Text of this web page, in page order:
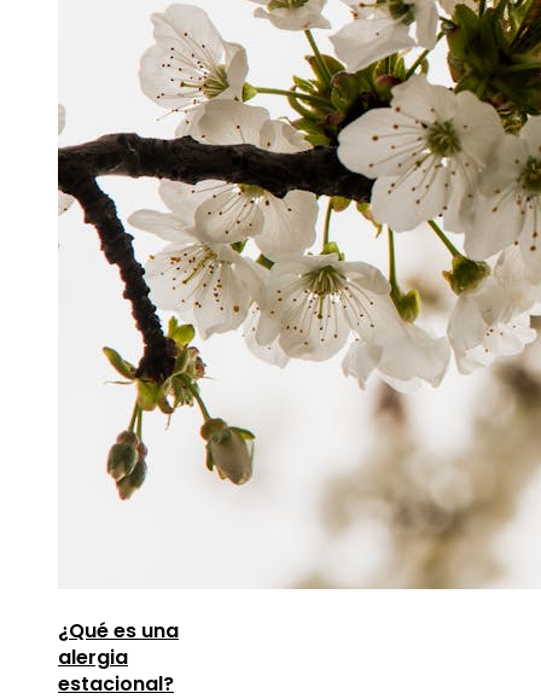
¿Qué es una
alergia
estacional?